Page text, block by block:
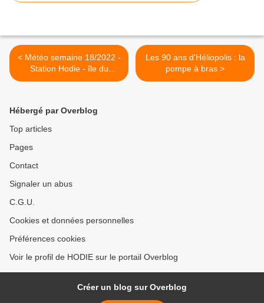
< Météo semaine 18/2022 -
Station Hodie - île du
Levant
Les 90 ans d'Héliopolis : la
pompe à bras >
Hébergé par Overblog
Top articles
Pages
Contact
Signaler un abus
C.G.U.
Cookies et données personnelles
Préférences cookies
Voir le profil de HODIE sur le portail Overblog
Créer un blog sur Overblog